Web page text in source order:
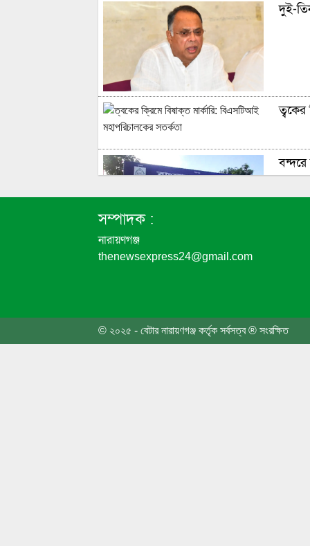
দুই-
ত্বকের
বন্দরে
এবার
সম্পাদক :
নারায়ণগঞ্জ
thenewsexpress24@gmail.com
© ২০২৫ - বেটার নারায়ণগঞ্জ কর্তৃক সর্বসত্ব ® সংরক্ষিত